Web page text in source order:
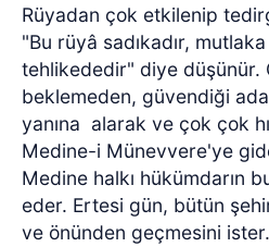
Rüyadan çok etkilenip
"Bu rüyâ sadıkadır,
tehlikededir" diye düşünür.
beklemeden, güvendiği
yanına alarak ve çok çok
Medine-i Münevvere'ye
Medine halkı hükümdarın
eder. Ertesi gün, bütün şehir
ve önünden geçmesini